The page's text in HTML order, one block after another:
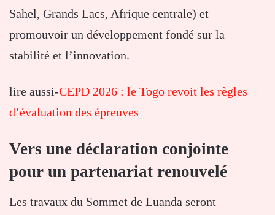
Sahel, Grands Lacs, Afrique centrale) et
promouvoir un développement fondé sur la
stabilité et l’innovation.
lire aussi-CEPD 2026 : le Togo revoit les règles
d’évaluation des épreuves
Vers une déclaration conjointe
pour un partenariat renouvelé
Les travaux du Sommet de Luanda seront